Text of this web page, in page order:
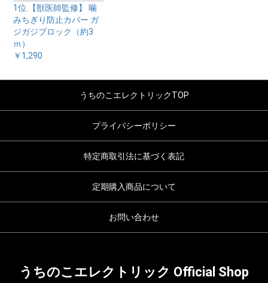
1位.【獣医師監修】 噛
みちぎり防止カバー ガ
ジガジブロック（約3
ｍ）
￥1,290
うちのこエレクトリックTOP
プライバシーポリシー
特定商取引法に基づく表記
定期購入商品について
お問い合わせ
うちのこエレクトリック Official Shop